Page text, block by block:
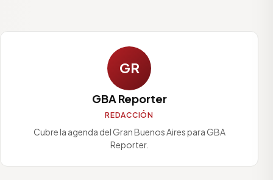
GR
GBA Reporter
REDACCIÓN
Cubre la agenda del Gran Buenos Aires para GBA
Reporter.